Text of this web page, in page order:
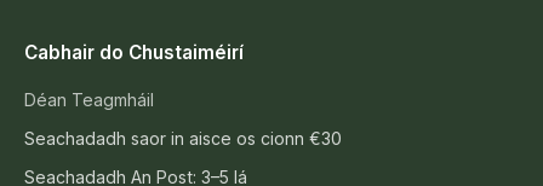
Cabhair do Chustaiméirí
Déan Teagmháil
Seachadadh saor in aisce os cionn €30
Seachadadh An Post: 3–5 lá